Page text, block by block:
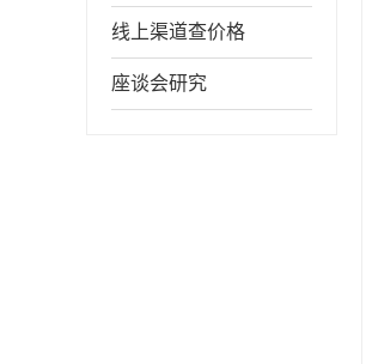
线上渠道查价格
座谈会研究